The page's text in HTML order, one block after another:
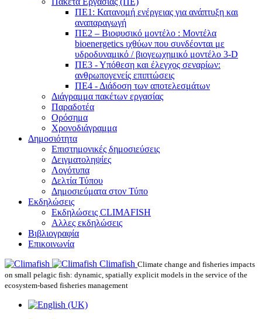
ΠΕ1: Κατανομή ενέργειας για ανάπτυξη και
αναπαραγωγή
ΠΕ2 – Βιοφυσικό μοντέλο : Μοντέλα
bioenergetics ιχθύων που συνδέονται με
υδροδυναμικό / βιογεωχημικό μοντέλο 3-D
ΠΕ3 - Υπόθεση και έλεγχος σεναρίων:
ανθρωπογενείς επιπτώσεις
ΠΕ4 - Διάδοση των αποτελεσμάτων
Διάγραμμα πακέτων εργασίας
Παραδοτέα
Ορόσημα
Χρονοδιάγραμμα
Δημοσιότητα
Επιστημονικές δημοσιεύσεις
Δειγματοληψίες
Λογότυπα
Δελτία Τύπου
Δημοσιεύματα στον Τύπο
Εκδηλώσεις
Εκδηλώσεις CLIMAFISH
Αλλες εκδηλώσεις
Βιβλιογραφία
Επικοινωνία
Climafish Climate change and fisheries impacts
on small pelagic fish: dynamic, spatially explicit models in the service of the
ecosystem-based fisheries management